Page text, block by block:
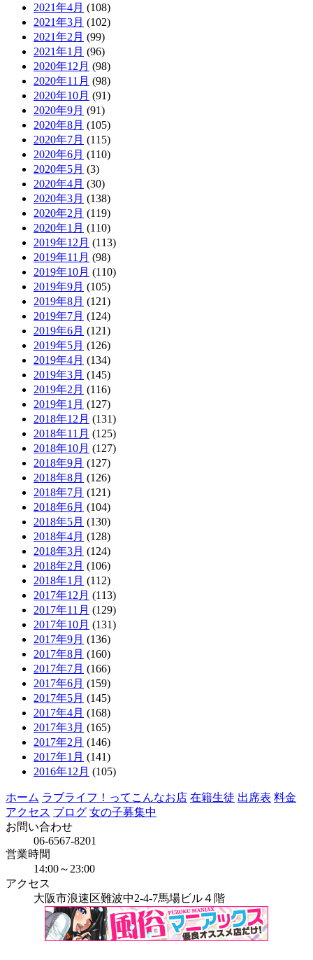
2021年4月 (108)
2021年3月 (102)
2021年2月 (99)
2021年1月 (96)
2020年12月 (98)
2020年11月 (98)
2020年10月 (91)
2020年9月 (91)
2020年8月 (105)
2020年7月 (115)
2020年6月 (110)
2020年5月 (3)
2020年4月 (30)
2020年3月 (138)
2020年2月 (119)
2020年1月 (110)
2019年12月 (113)
2019年11月 (98)
2019年10月 (110)
2019年9月 (105)
2019年8月 (121)
2019年7月 (124)
2019年6月 (121)
2019年5月 (126)
2019年4月 (134)
2019年3月 (145)
2019年2月 (116)
2019年1月 (127)
2018年12月 (131)
2018年11月 (125)
2018年10月 (127)
2018年9月 (127)
2018年8月 (126)
2018年7月 (121)
2018年6月 (104)
2018年5月 (130)
2018年4月 (128)
2018年3月 (124)
2018年2月 (106)
2018年1月 (112)
2017年12月 (113)
2017年11月 (129)
2017年10月 (131)
2017年9月 (136)
2017年8月 (160)
2017年7月 (166)
2017年6月 (159)
2017年5月 (145)
2017年4月 (168)
2017年3月 (165)
2017年2月 (146)
2017年1月 (141)
2016年12月 (105)
ホーム ラブライフ！ってこんなお店 在籍生徒 出席表 料金
アクセス ブログ 女の子募集中
お問い合わせ
06-6567-8201
営業時間
14:00～23:00
アクセス
大阪市浪速区難波中2-4-7馬場ビル４階